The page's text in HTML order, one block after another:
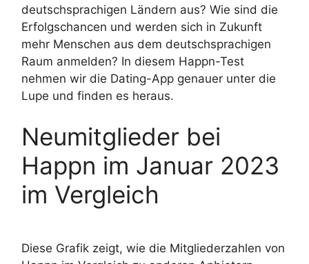
deutschsprachigen Ländern aus? Wie sind die
Erfolgschancen und werden sich in Zukunft
mehr Menschen aus dem deutschsprachigen
Raum anmelden? In diesem Happn-Test
nehmen wir die Dating-App genauer unter die
Lupe und finden es heraus.
Neumitglieder bei
Happn im Januar 2023
im Vergleich
Diese Grafik zeigt, wie die Mitgliederzahlen von